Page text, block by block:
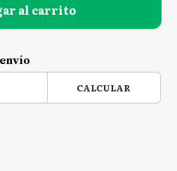
al carrito
CALCULAR